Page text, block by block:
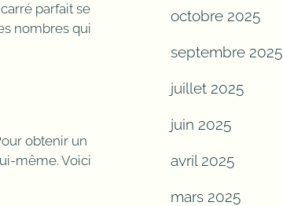
parfait se
nombres qui
obtenir un
même. Voici
octobre 2025
septembre 2025
juillet 2025
juin 2025
avril 2025
mars 2025